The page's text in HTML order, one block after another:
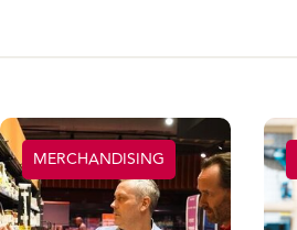
MERCHANDISING